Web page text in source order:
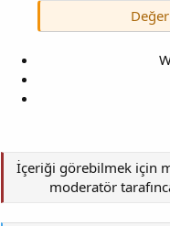
İçeriği görebilmek için
moderatör